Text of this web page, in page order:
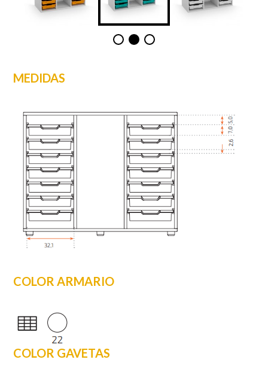
MEDIDAS
COLOR ARMARIO
COLOR GAVETAS